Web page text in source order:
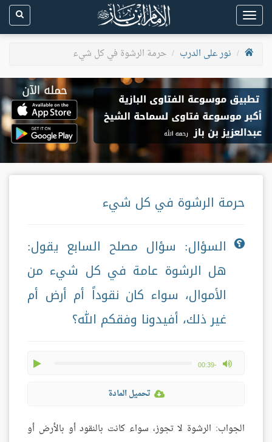
Toggle
navigation
نور على الدرب
حرمة الرشوة في كل شيء
حرمة الرشوة في كل شيء
السؤال: سؤال مصلح السابع يقول:
هل الرشوة عامة في كل شيء من
الأموال، سواء كان نقوداً أم أرض أم
غير ذلك، أفيدونا وفقكم الله؟
-00:39
max volume
تحميل المادة
الجواب: الرشوة لا تجوز، سواء كانت بالنقود أو بالأرض أو